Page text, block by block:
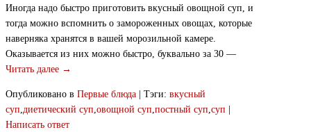
Иногда надо быстро приготовить вкусный овощной суп, и
тогда можно вспомнить о замороженных овощах, которые
наверняка хранятся в вашей морозильной камере.
Оказывается из них можно быстро, буквально за 30 —
Читать далее →
Опубликовано в Первые блюда Тэги: вкусный
суп,диетический суп,овощной суп,постный суп,суп
Написать ответ